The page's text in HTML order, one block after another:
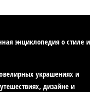
энциклопедия о стиле и
украшениях и
дизайне и